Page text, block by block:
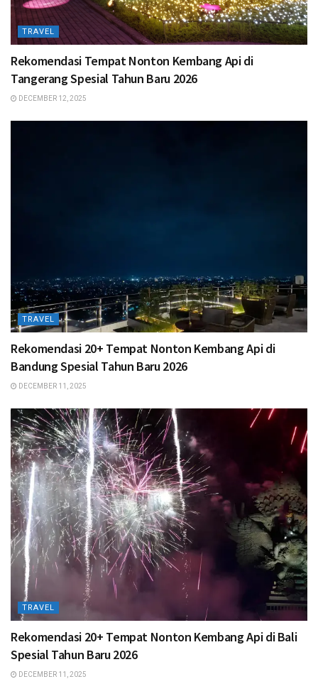
TRAVEL
Rekomendasi Tempat Nonton Kembang Api di
Tangerang Spesial Tahun Baru 2026
DECEMBER 12, 2025
TRAVEL
Rekomendasi 20+ Tempat Nonton Kembang Api di
Bandung Spesial Tahun Baru 2026
DECEMBER 11, 2025
TRAVEL
Rekomendasi 20+ Tempat Nonton Kembang Api di Bali
Spesial Tahun Baru 2026
DECEMBER 11, 2025